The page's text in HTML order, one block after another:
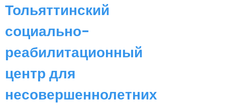
Тольяттинский
социально-
реабилитационный
центр для
несовершеннолетних